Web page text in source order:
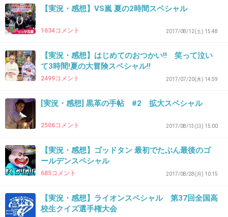
>>38
私、初回から見てるから知ってますよ☺️
かなり久しぶりな登場嬉しいですね！
+17 -0
43. 匿名2018/10/14(日) 21:29:32
下町ロケットは録画だな
科捜研の女大好き
怖い事件だ
44. 匿名2018/10/14(日) 21:30:25
【実況・感想】VS嵐 夏の2時間スペシャル
1634コメント 2017/08/12(土) 15:48
【実況・感想】はじめてのおつかい!! 笑って泣い
て3時間!夏の大冒険スペシャル!!
2499コメント 2017/07/20(木) 14:59
[実況・感想] 黒革の手帖 #2 拡大スペシャル
2506コメント 2017/08/13(日) 15:00
【実況・感想】ゴッドタン 最初でたぶん最後のゴ
ールデンスペシャル
685コメント 2017/08/28(月) 10:15
【実況・感想】ライオンスペシャル 第37回全国高
校生クイズ選手権大会